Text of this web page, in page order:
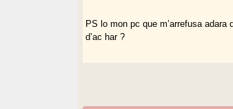
PS lo mon pc que m’arrefusa
d’ac har ?